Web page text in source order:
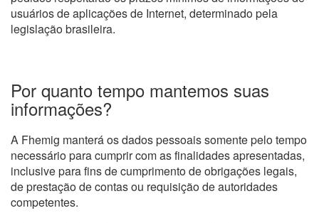
usuários de aplicações de Internet, determinado pela
legislação brasileira.
Por quanto tempo mantemos suas
informações?
A Fhemig manterá os dados pessoais somente pelo tempo
necessário para cumprir com as finalidades apresentadas,
inclusive para fins de cumprimento de obrigações legais,
de prestação de contas ou requisição de autoridades
competentes.